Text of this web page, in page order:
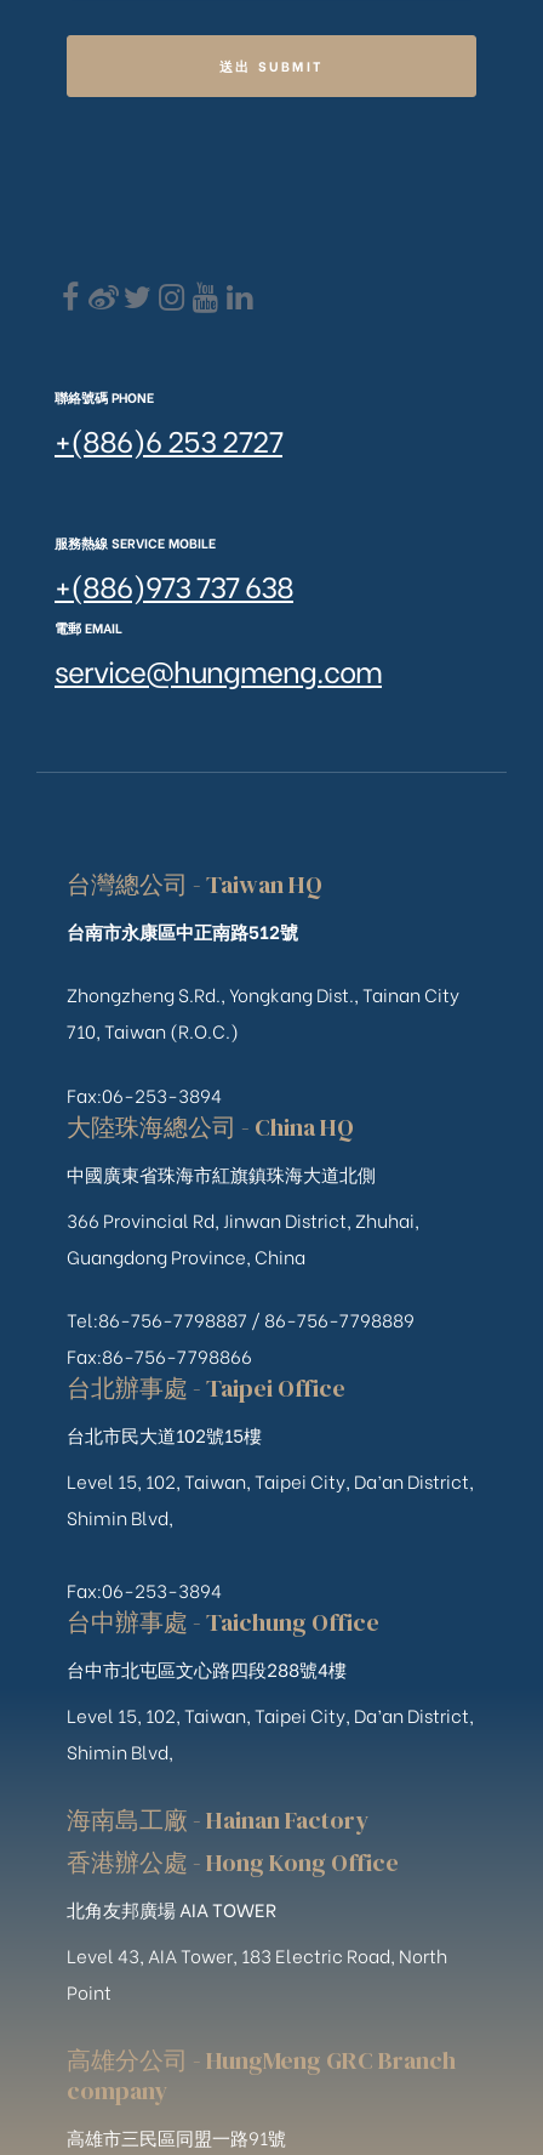
送出 SUBMIT
聯絡號碼 PHONE
+(886)6 253 2727
服務熱線 SERVICE MOBILE
+(886)973 737 638
電郵 EMAIL
service@hungmeng.com
台灣總公司 - Taiwan HQ
台南市永康區中正南路512號
Zhongzheng S.Rd., Yongkang Dist., Tainan City
710, Taiwan (R.O.C.)
Fax:06-253-3894
大陸珠海總公司 - China HQ
中國廣東省珠海市紅旗鎮珠海大道北側
366 Provincial Rd, Jinwan District, Zhuhai,
Guangdong Province, China
Tel:86-756-7798887 / 86-756-7798889
Fax:86-756-7798866
台北辦事處 - Taipei Office
台北市民大道102號15樓
Level 15, 102, Taiwan, Taipei City, Da’an District,
Shimin Blvd,
Fax:06-253-3894
台中辦事處 - Taichung Office
台中市北屯區文心路四段288號4樓
Level 15, 102, Taiwan, Taipei City, Da’an District,
Shimin Blvd,
海南島工廠 - Hainan Factory
香港辦公處 - Hong Kong Office
北角友邦廣場 AIA TOWER
Level 43, AIA Tower, 183 Electric Road, North
Point
高雄分公司 - HungMeng GRC Branch
company
高雄市三民區同盟一路91號